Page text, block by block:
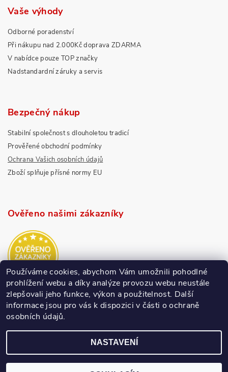
Vaše výhody
Odborné poradenství
Při nákupu nad 2.000Kč doprava ZDARMA
V nabídce pouze TOP značky
Nadstandardní záruky a servis
Bezpečný nákup
Stabilní společnost s dlouholetou tradicí
Prověřené obchodní podmínky
Ochrana Vašich osobních údajů
Zboží splňuje přísné normy EU
Ověřeno našimi zákazníky
Používáme cookies, abychom Vám umožnili pohodlné
prohlížení webu a díky analýze provozu webu neustále
zlepšovali jeho funkce, výkon a použitelnost. Další
informace jsou pro vás k dispozici v části o ochraně
osobních údajů.
NASTAVENÍ